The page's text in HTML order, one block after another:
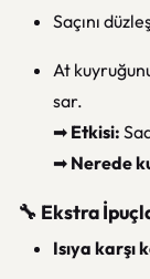
Saçını
At
sar.
➡ Etkisi:
➡ Nerede
🔧 Ekstra
Isıya karşı